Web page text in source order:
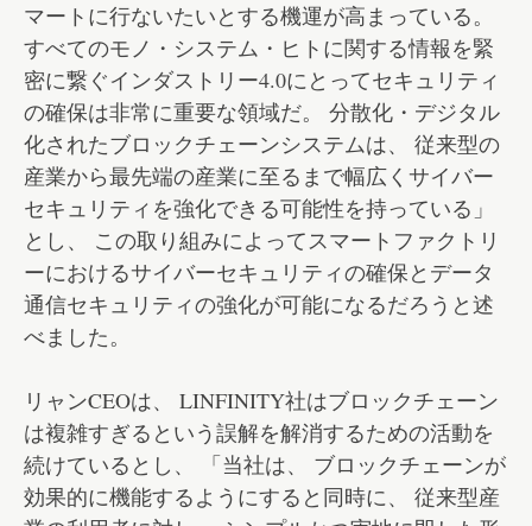
マートに行ないたいとする機運が高まっている。
すべてのモノ・システム・ヒトに関する情報を緊
密に繋ぐインダストリー4.0にとってセキュリティ
の確保は非常に重要な領域だ。 分散化・デジタル
化されたブロックチェーンシステムは、 従来型の
産業から最先端の産業に至るまで幅広くサイバー
セキュリティを強化できる可能性を持っている」
とし、 この取り組みによってスマートファクトリ
ーにおけるサイバーセキュリティの確保とデータ
通信セキュリティの強化が可能になるだろうと述
べました。
リャンCEOは、 LINFINITY社はブロックチェーン
は複雑すぎるという誤解を解消するための活動を
続けているとし、 「当社は、 ブロックチェーンが
効果的に機能するようにすると同時に、 従来型産